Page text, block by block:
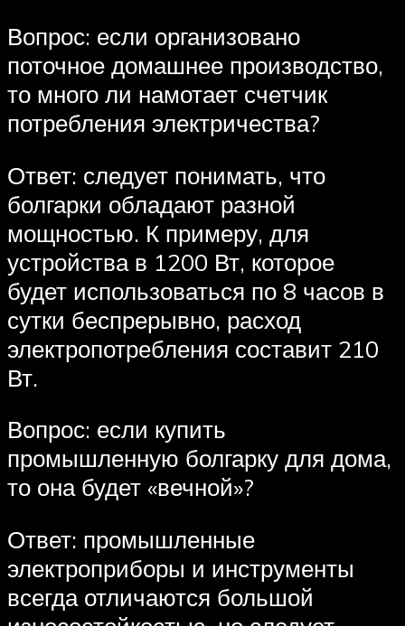
Вопрос: если организовано
поточное домашнее производство,
то много ли намотает счетчик
потребления электричества?
Ответ: следует понимать, что
болгарки обладают разной
мощностью. К примеру, для
устройства в 1200 Вт, которое
будет использоваться по 8 часов в
сутки беспрерывно, расход
электропотребления составит 210
Вт.
Вопрос: если купить
промышленную болгарку для дома,
то она будет «вечной»?
Ответ: промышленные
электроприборы и инструменты
всегда отличаются большой